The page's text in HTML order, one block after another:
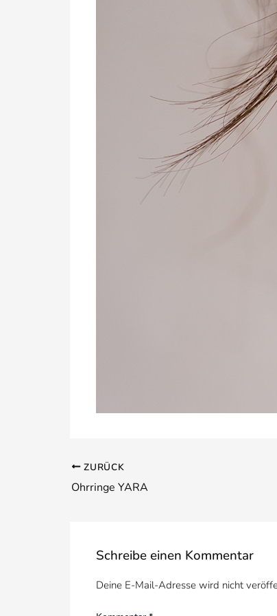
ZURÜCK
Ohrringe YARA
Schreibe einen Kommentar
Deine E-Mail-Adresse wird nicht